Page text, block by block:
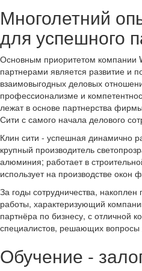
Многолетний
для успешного
Основным приоритетом компании
партнерами является развитие и
взаимовыгодных деловых
профессионализме и
лежат в основе партнерства
Сити с самого начала делового
Клин сити - успешная динамично
крупный производитель
алюминия; работает в
использует на производстве окон
За годы сотрудничества,
работы, характеризующий
партнёра по бизнесу, с отличной
специалистов, решающих
Обучение -